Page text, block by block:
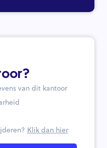
van dit kantoor
Klik dan hier